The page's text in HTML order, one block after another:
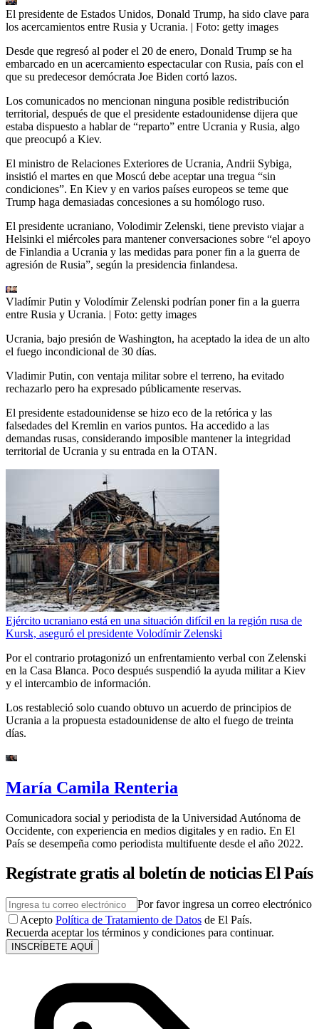
El presidente de Estados Unidos, Donald Trump, ha sido clave para
los acercamientos entre Rusia y Ucrania. | Foto: getty images
Desde que regresó al poder el 20 de enero, Donald Trump se ha
embarcado en un acercamiento espectacular con Rusia, país con el
que su predecesor demócrata Joe Biden cortó lazos.
Los comunicados no mencionan ninguna posible redistribución
territorial, después de que el presidente estadounidense dijera que
estaba dispuesto a hablar de “reparto” entre Ucrania y Rusia, algo
que preocupó a Kiev.
El ministro de Relaciones Exteriores de Ucrania, Andrii Sybiga,
insistió el martes en que Moscú debe aceptar una tregua “sin
condiciones”. En Kiev y en varios países europeos se teme que
Trump haga demasiadas concesiones a su homólogo ruso.
El presidente ucraniano, Volodimir Zelenski, tiene previsto viajar a
Helsinki el miércoles para mantener conversaciones sobre “el apoyo
de Finlandia a Ucrania y las medidas para poner fin a la guerra de
agresión de Rusia”, según la presidencia finlandesa.
Vladímir Putin y Volodímir Zelenski podrían poner fin a la guerra
entre Rusia y Ucrania. | Foto: getty images
Ucrania, bajo presión de Washington, ha aceptado la idea de un alto
el fuego incondicional de 30 días.
Vladimir Putin, con ventaja militar sobre el terreno, ha evitado
rechazarlo pero ha expresado públicamente reservas.
El presidente estadounidense se hizo eco de la retórica y las
falsedades del Kremlin en varios puntos. Ha accedido a las
demandas rusas, considerando imposible mantener la integridad
territorial de Ucrania y su entrada en la OTAN.
Ejército ucraniano está en una situación difícil en la región rusa de
Kursk, aseguró el presidente Volodímir Zelenski
Por el contrario protagonizó un enfrentamiento verbal con Zelenski
en la Casa Blanca. Poco después suspendió la ayuda militar a Kiev
y el intercambio de información.
Los restableció solo cuando obtuvo un acuerdo de principios de
Ucrania a la propuesta estadounidense de alto el fuego de treinta
días.
María Camila Renteria
Comunicadora social y periodista de la Universidad Autónoma de
Occidente, con experiencia en medios digitales y en radio. En El
País se desempeña como periodista multifuente desde el año 2022.
Regístrate gratis al boletín de noticias El País
Por favor ingresa un correo electrónico
Acepto Política de Tratamiento de Datos de El País.
Recuerda aceptar los términos y condiciones para continuar.
INSCRÍBETE AQUÍ